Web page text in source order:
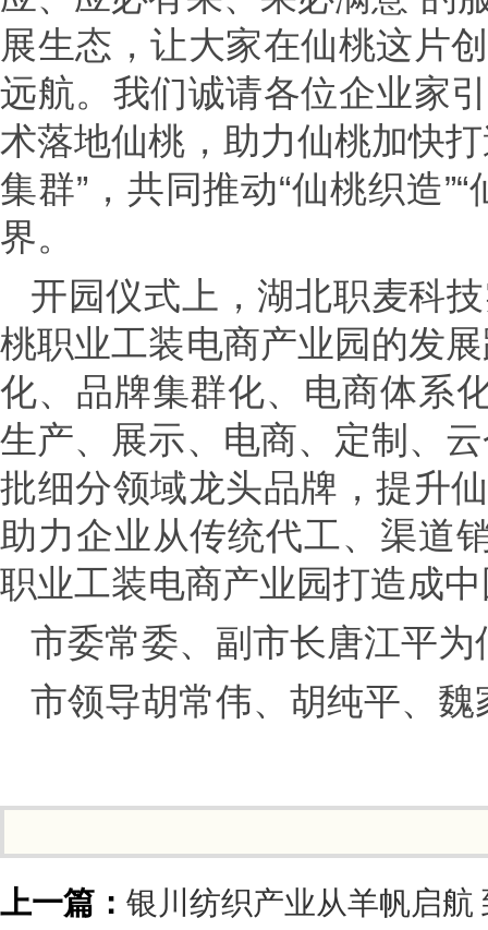
展生态，让大家在仙桃这片
远航。我们诚请各位企业家
术落地仙桃，助力仙桃加快
集群”，共同推动“仙桃织造
界。
开园仪式上，湖北职麦科
桃职业工装电商产业园的发
化、品牌集群化、电商体系
生产、展示、电商、定制、
批细分领域龙头品牌，提升
助力企业从传统代工、渠道
职业工装电商产业园打造成
市委常委、副市长唐江平
市领导胡常伟、胡纯平、
上一篇： 银川纺织产业从羊帆启航